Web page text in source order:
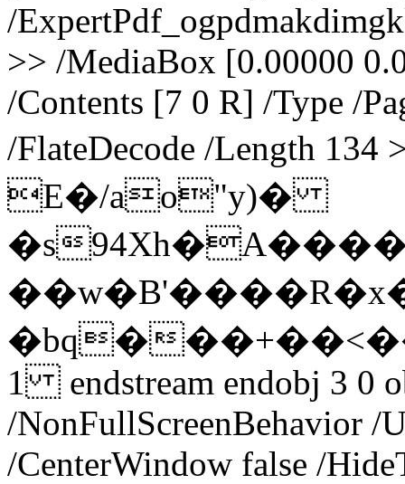
/
>> /MediaBox [0.00000
/Contents [7 0 R] /Type /
/FlateDecode /Length
E�/ao"y)�
�s
�bq�
1 endstream endobj 3 0
/NonFullScreenBehavior /
/CenterWindow false /